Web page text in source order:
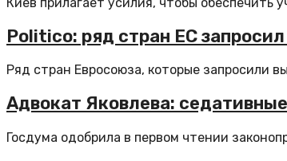
Politico: ряд стран ЕС
Ряд стран Евросоюза, которые запросили
Адвокат Яковлева:
Госдума одобрила в первом чтении